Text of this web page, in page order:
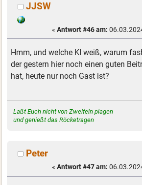
JJSW
« Antwort #46 am:
Hmm, und welche KI weiß, warum
der gestern hier noch einen guten
hat, heute nur noch Gast ist?
Laßt Euch nicht von Zweifeln plagen
und genießt das Röcketragen
Peter
« Antwort #47 am: